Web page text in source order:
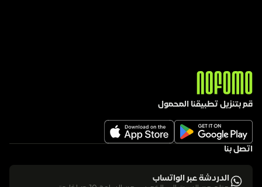
قم بتنزيل تطبيقنا المحمول
اتصل بنا
الدردشة عبر الواتساب